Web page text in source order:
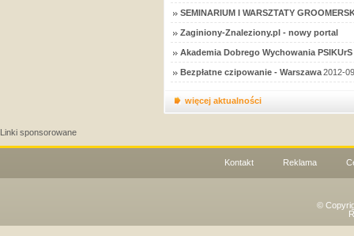
SEMINARIUM I WARSZTATY
Zaginiony-Znaleziony.pl - nowy portal
Akademia Dobrego Wychowania
Bezpłatne czipowanie - Warszawa2012-
więcej aktualności
Linki sponsorowane
Kontakt Reklama
©